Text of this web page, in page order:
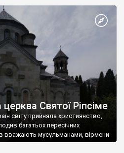
став Василем-християнином.
На честь Херсонесу Таврійського
Святої Ріпсіме
світу прийняла християнство,
багатьох пересічних
вважають мусульманами, вірмени